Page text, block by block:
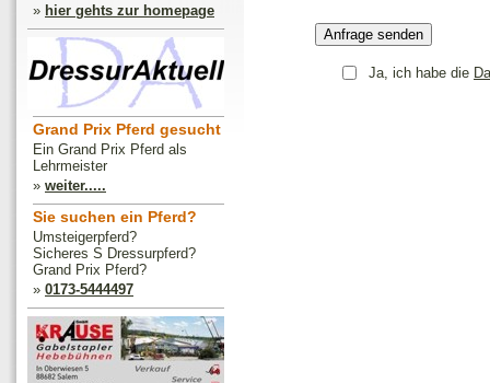
» hier gehts zur homepage
Grand Prix Pferd gesucht
Ein Grand Prix Pferd als
Lehrmeister
» weiter.....
Sie suchen ein Pferd?
Umsteigerpferd?
Sicheres S Dressurpferd?
Grand Prix Pferd?
» 0173-5444497
Ja, ich habe die